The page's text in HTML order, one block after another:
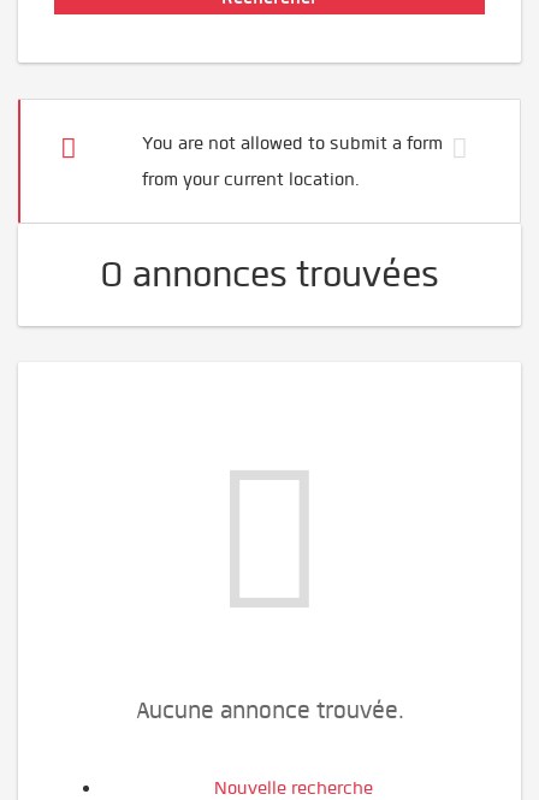
You are not allowed to submit a form
from your current location.
0 annonces trouvées
Aucune annonce trouvée.
Nouvelle recherche